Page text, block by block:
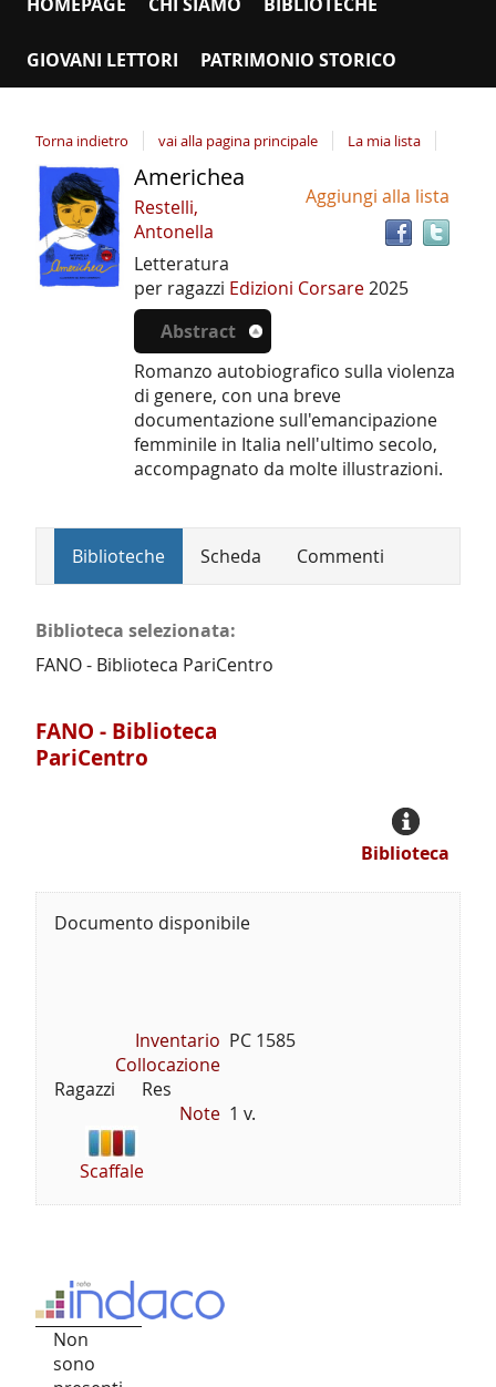
GIOVANI LETTORI PATRIMONIO STORICO
Torna indietro vai alla pagina principale La mia lista
Dettaglio
del
documento
Aggiungi alla lista
Americhea
Restelli,
Antonella
Letteratura
per ragazzi Edizioni Corsare2025
Abstract
Romanzo autobiografico sulla violenza
di genere, con una breve
documentazione sull'emancipazione
femminile in Italia nell'ultimo secolo,
accompagnato da molte illustrazioni.
Biblioteche Scheda Commenti
Biblioteca selezionata:
FANO - Biblioteca PariCentro
FANO - Biblioteca
PariCentro
Biblioteca
Documento disponibile
Inventario PC 1585
Collocazione
Ragazzi      Res
Note 1 v.
Scaffale
Non
sono